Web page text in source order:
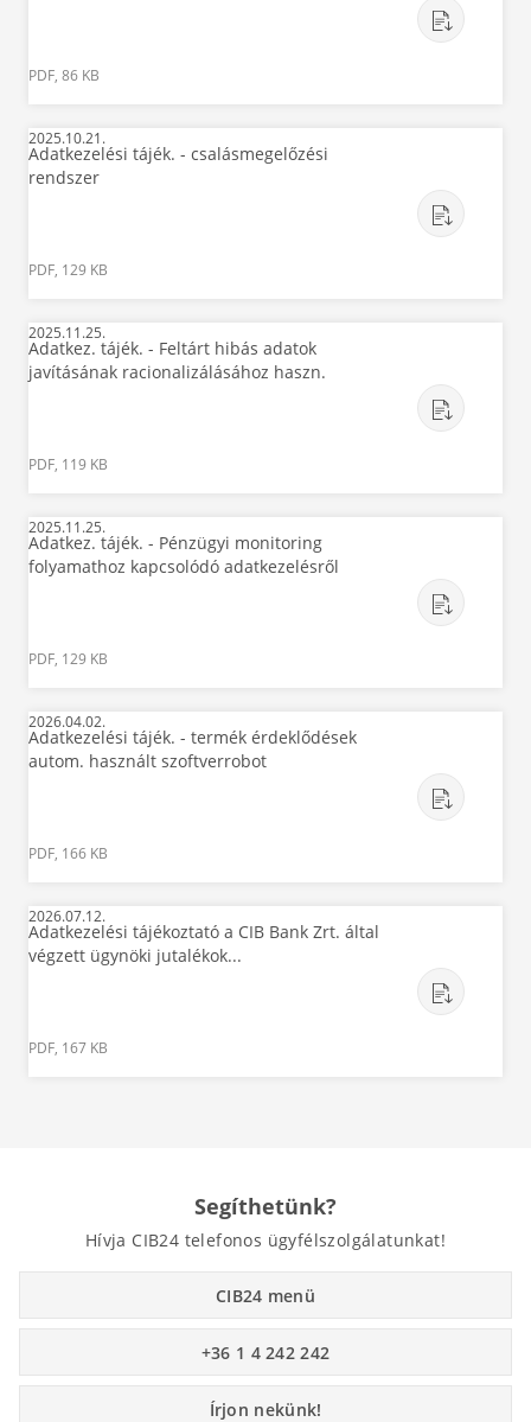
PDF, 86 KB
2025.10.21.
Adatkezelési tájék. - csalásmegelőzési
rendszer
PDF, 129 KB
2025.11.25.
Adatkez. tájék. - Feltárt hibás adatok
javításának racionalizálásához haszn.
PDF, 119 KB
2025.11.25.
Adatkez. tájék. - Pénzügyi monitoring
folyamathoz kapcsolódó adatkezelésről
PDF, 129 KB
2026.04.02.
Adatkezelési tájék. - termék érdeklődések
autom. használt szoftverrobot
PDF, 166 KB
2026.07.12.
Adatkezelési tájékoztató a CIB Bank Zrt. által
végzett ügynöki jutalékok...
PDF, 167 KB
Segíthetünk?
Hívja CIB24 telefonos ügyfélszolgálatunkat!
CIB24 menü
+36 1 4 242 242
Írjon nekünk!